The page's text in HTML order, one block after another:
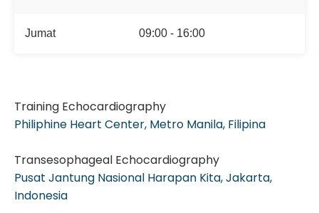
Jumat 09:00 - 16:00
Training Echocardiography
Philiphine Heart Center, Metro Manila, Filipina
Transesophageal Echocardiography
Pusat Jantung Nasional Harapan Kita, Jakarta,
Indonesia